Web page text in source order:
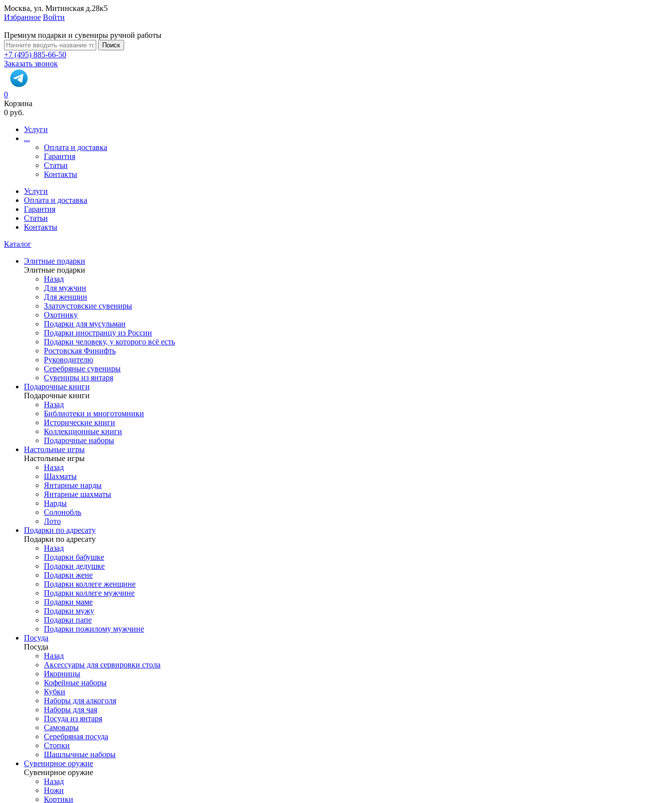
Москва, ул. Митинская д.28к5
Избранное Войти
Премиум подарки и сувениры ручной работы
Поиск
+7 (495) 885-66-50
Заказать звонок
0
Корзина
0 руб.
Услуги
...
Оплата и доставка
Гарантия
Статьи
Контакты
Услуги
Оплата и доставка
Гарантия
Статьи
Контакты
Каталог
Элитные подарки
Элитные подарки
Назад
Для мужчин
Для женщин
Златоустовские сувениры
Охотнику
Подарки для мусульман
Подарки иностранцу из России
Подарки человеку, у которого всё есть
Ростовская Финифть
Руководителю
Серебряные сувениры
Сувениры из янтаря
Подарочные книги
Подарочные книги
Назад
Библиотеки и многотомники
Исторические книги
Коллекционные книги
Подарочные наборы
Настольные игры
Настольные игры
Назад
Шахматы
Янтарные нарды
Янтарные шахматы
Нарды
Солонобль
Лото
Подарки по адресату
Подарки по адресату
Назад
Подарки бабушке
Подарки дедушке
Подарки жене
Подарки коллеге женщине
Подарки коллеге мужчине
Подарки маме
Подарки мужу
Подарки папе
Подарки пожилому мужчине
Посуда
Посуда
Назад
Аксессуары для сервировки стола
Икорницы
Кофейные наборы
Кубки
Наборы для алкоголя
Наборы для чая
Посуда из янтаря
Самовары
Серебряная посуда
Стопки
Шашлычные наборы
Сувенирное оружие
Сувенирное оружие
Назад
Ножи
Кортики